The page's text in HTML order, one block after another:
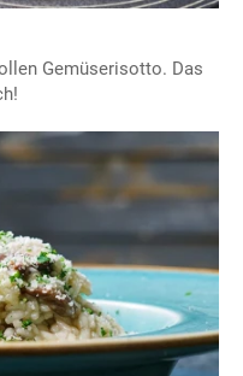
Gemüserisotto. Das